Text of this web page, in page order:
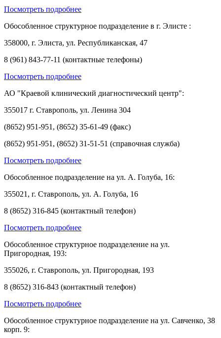
Посмотреть подробнее
Обособленное структурное подразделение в г. Элисте :
358000, г. Элиста, ул. Республиканская, 47
8 (961) 843-77-11 (контактные телефоны)
Посмотреть подробнее
АО "Краевой клинический диагностический центр":
355017 г. Ставрополь, ул. Ленина 304
(8652) 951-951, (8652) 35-61-49 (факс)
(8652) 951-951, (8652) 31-51-51 (справочная служба)
Посмотреть подробнее
Обособленное подразделение на ул. А. Голуба, 16:
355021, г. Ставрополь, ул. А. Голуба, 16
8 (8652) 316-845 (контактный телефон)
Посмотреть подробнее
Обособленное структурное подразделение на ул.
Пригородная, 193:
355026, г. Ставрополь, ул. Пригородная, 193
8 (8652) 316-843 (контактный телефон)
Посмотреть подробнее
Обособленное структурное подразделение на ул. Савченко, 38
корп. 9: